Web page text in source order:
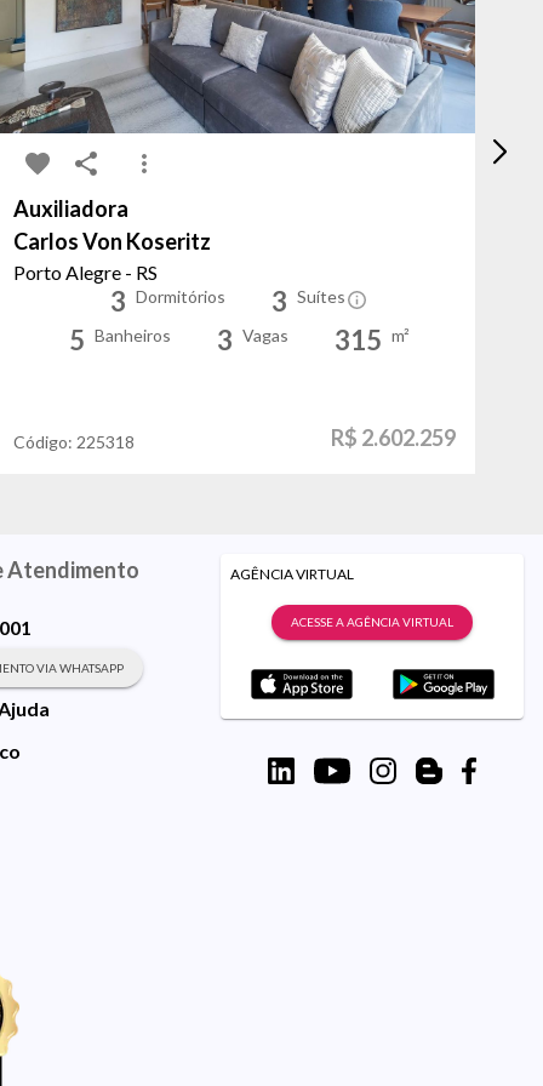
Auxiliadora
Carlos Von Koseritz
Porto Alegre - RS
3 Dormitórios 3 Suítes
5 Banheiros 3 Vagas 315 m²
Código: 225318 R$ 2.602.259
Atendimento
VIA WHATSAPP
AGÊNCIA VIRTUAL
ACESSE A AGÊNCIA VIRTUAL